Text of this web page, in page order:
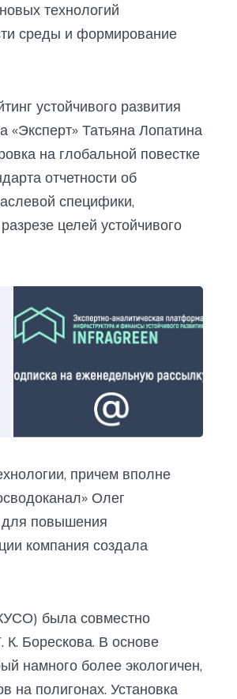
технологий
среды и формирование
устойчивого развития
«Эксперт» Татьяна Лопатина
на глобальной повестке
отчетности об
специфики,
целей устойчивого
причем вполне
Олег
для повышения
компания создала
была совместно
К. Борескова. В основе
намного более экологичен,
на полигонах. Установка